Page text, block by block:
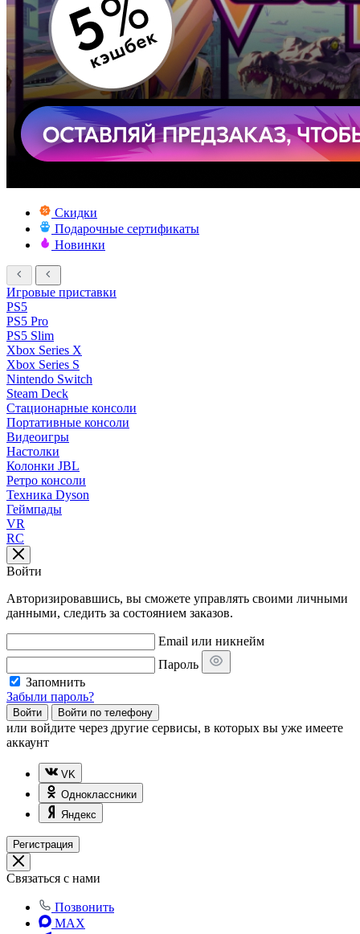
Скидки
Подарочные сертификаты
Новинки
Игровые приставки
PS5
PS5 Pro
PS5 Slim
Xbox Series X
Xbox Series S
Nintendo Switch
Steam Deck
Стационарные консоли
Портативные консоли
Видеоигры
Настолки
Колонки JBL
Ретро консоли
Техника Dyson
Геймпады
VR
RC
Войти
Авторизировавшись, вы сможете управлять своими личными
данными, следить за состоянием заказов.
Email или никнейм
Пароль
Запомнить
Забыли пароль?
Войти Войти по телефону
или войдите через другие сервисы, в которых вы уже имеете
аккаунт
VK
Одноклассники
Яндекс
Регистрация
Связаться с нами
Позвонить
MAX